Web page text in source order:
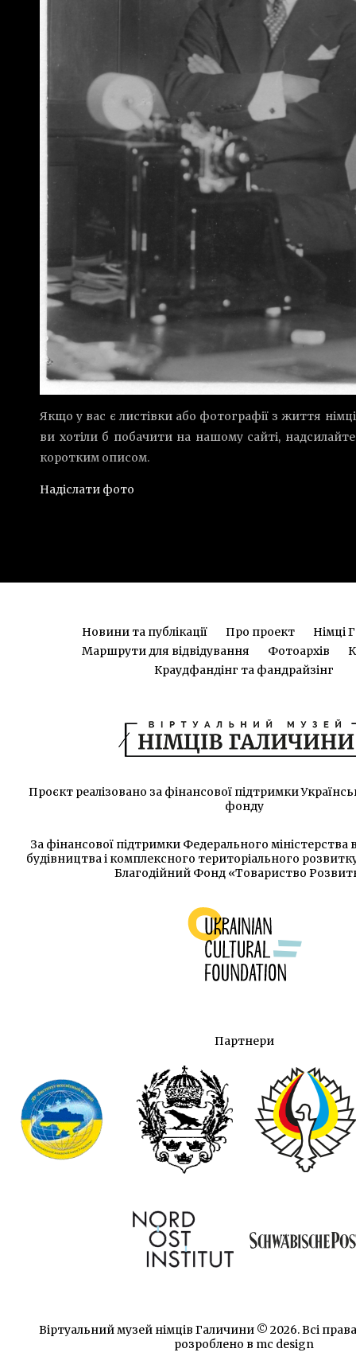
Якщо у вас є листівки або фотографії з життя
ви хотіли б побачити на нашому сайті,
коротким описом.
Надіслати фото
Новини та публікації Про проект
Німці
Маршрути для відвідування
Фотоархів
Краудфандінг та фандрайзінг
Проєкт реалізовано за фінансової підтримки
фонду
За фінансової підтримки Федерального міністерства
будівництва і комплексного територіального
Благодійний Фонд «Товариство
Партнери
Віртуальний музей німців Галичини © 2026. Всi
розроблено в mc design